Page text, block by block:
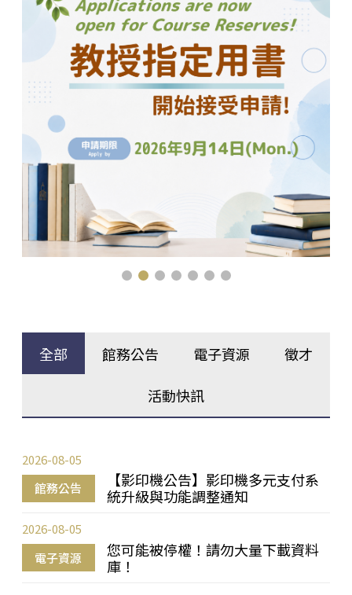
全部 館務公告 電子資源 徵才
活動快訊
館務公告
【影印機公告】影印機多元支付系
統升級與功能調整通知
2026-08-05
電子資源
您可能被停權！請勿大量下載資料
庫！
2026-08-05